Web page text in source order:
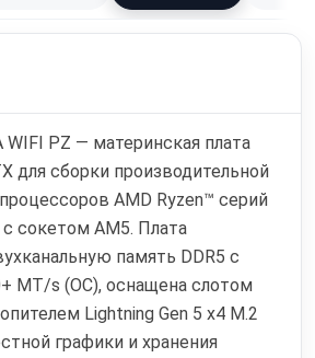
WIFI PZ — материнская плата
для сборки производительной
AMD Ryzen™ серий
сокетом AM5. Плата
память DDR5 с
MT/s (OC), оснащена слотом
Lightning Gen 5 x4 M.2
графики и хранения